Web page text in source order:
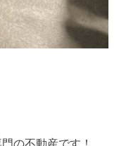
の不動産です！